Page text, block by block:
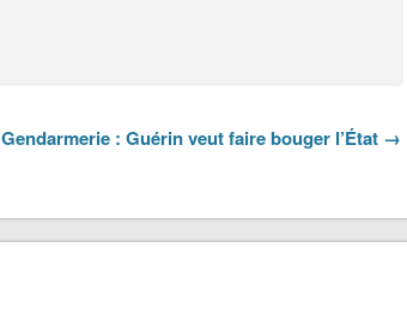
Gendarmerie : Guérin veut faire bouger l’État →